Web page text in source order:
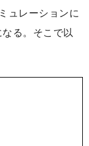
ュレーションに
る。そこで以